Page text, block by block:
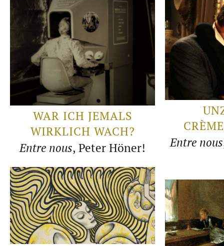
WAR ICH JEMALS
WIRKLICH WACH?
Entre nous, Peter Höner!
Entre nous